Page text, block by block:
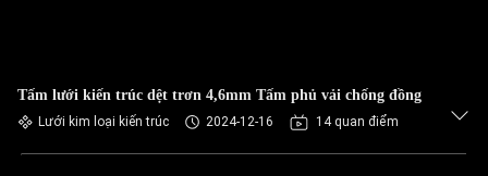
Tấm lưới kiến ​​trúc dệt trơn 4,6mm Tấm phủ vải chống đồng
Lưới kim loại kiến ​​trúc 2024-12-16 14 quan điểm